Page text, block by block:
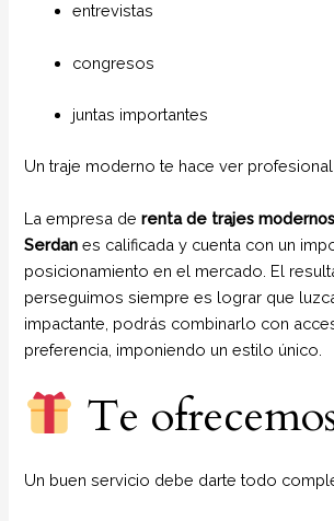
entrevistas
congresos
juntas importantes
Un traje moderno te hace ver
La empresa derenta de trajes
Serdan es calificada y cuenta con un
posicionamiento en el mercado. El
perseguimos siempre es lograr que
impactante, podrás combinarlo con
preferencia, imponiendo un estilo único.
Te
Un buen servicio debe darte todo